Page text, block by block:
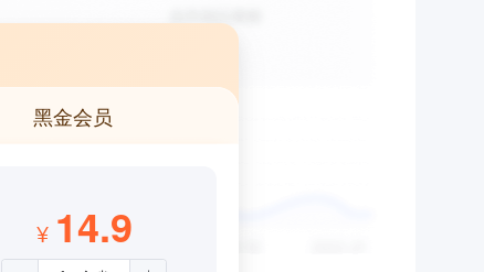
黑金会员
¥ 14.9